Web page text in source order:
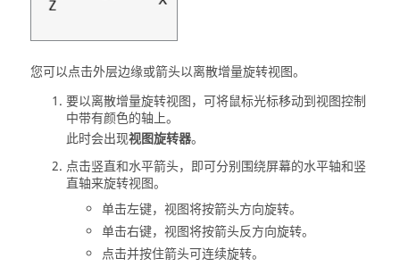
您可以点击外层边缘或箭头以离散增量旋转视图。
要以离散增量旋转视图，可将鼠标光标移动到视图控制
中带有颜色的轴上。
此时会出现视图旋转器。
点击竖直和水平箭头，即可分别围绕屏幕的水平轴和竖
直轴来旋转视图。
单击左键，视图将按箭头方向旋转。
单击右键，视图将按箭头反方向旋转。
点击并按住箭头可连续旋转。